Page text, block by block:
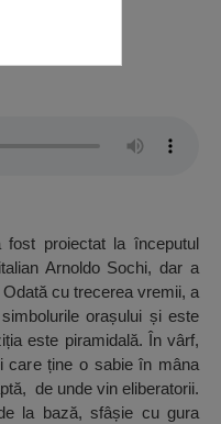
Ruse
fost proiectat la începutul
Arnoldo Sochi, dar a
cu trecerea vremii, a
orașului și este
este piramidală. În vârf,
care ține o sabie în mâna
de unde vin eliberatorii.
la bază, sfâșie cu gura